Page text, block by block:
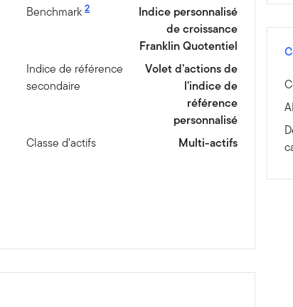
Benchmark 2
Indice personnalisé
de croissance
Franklin Quotentiel
Indice de référence
secondaire
Volet d’actions de
l’indice de
référence
personnalisé
Classe d’actifs Multi-actifs